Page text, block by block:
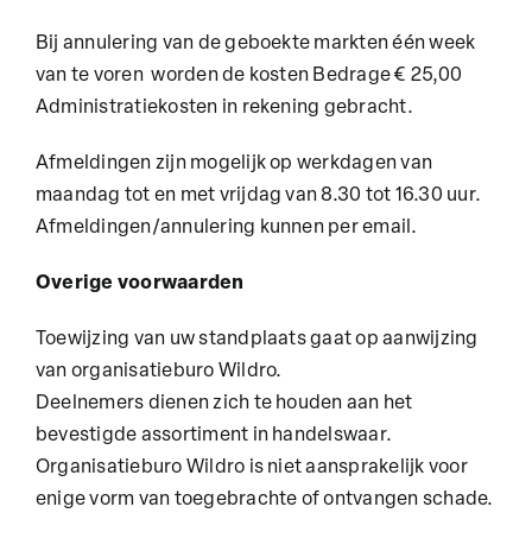
Bij annulering van de geboekte markten één week
van te voren worden de kosten Bedrage € 25,00
Administratiekosten in rekening gebracht.
Afmeldingen zijn mogelijk op werkdagen van
maandag tot en met vrijdag van 8.30 tot 16.30 uur.
Afmeldingen/annulering kunnen peremail .
Overige voorwaarden
Toewijzing van uw standplaats gaat op aanwijzing
van organisatieburo Wildro.
Deelnemers dienen zich te houden aan het
bevestigde assortiment in handelswaar.
Organisatieburo Wildro is niet aansprakelijk voor
enige vorm van toegebrachte of ontvangen schade.